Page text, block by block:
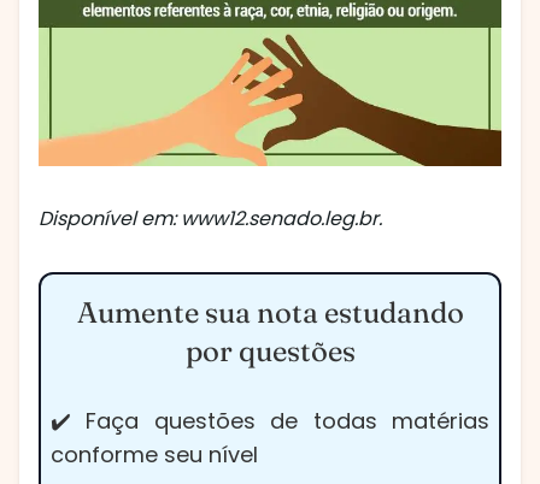
Disponível em: www12.senado.leg.br.
Aumente sua nota estudando
por questões
✔️ Faça questões de todas matérias
conforme seu nível